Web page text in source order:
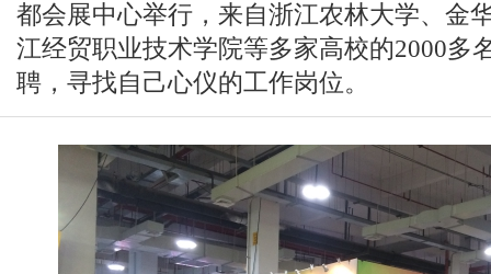
都会展中心举行，来自浙江农林大学、金
江经贸职业技术学院等多家高校的2000多
聘，寻找自己心仪的工作岗位。